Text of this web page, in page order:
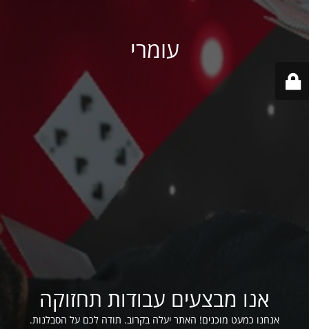
עומרי
אנו מבצעים עבודות תחזוקה
אנחנו כמעט מוכנים! האתר יעלה בקרוב. תודה לכם על הסבלנות.